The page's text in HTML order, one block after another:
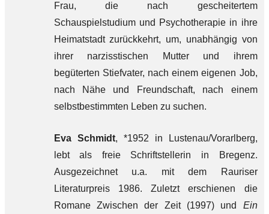
Frau, die nach gescheitertem
Schauspielstudium und Psychotherapie in ihre
Heimatstadt zurückkehrt, um, unabhängig von
ihrer narzisstischen Mutter und ihrem
begüterten Stiefvater, nach einem eigenen Job,
nach Nähe und Freundschaft, nach einem
selbstbestimmten Leben zu suchen.
Eva Schmidt, *1952 in Lustenau/Vorarlberg,
lebt als freie Schriftstellerin in Bregenz.
Ausgezeichnet u.a. mit dem Rauriser
Literaturpreis 1986. Zuletzt erschienen die
Romane Zwischen der Zeit (1997) und Ein